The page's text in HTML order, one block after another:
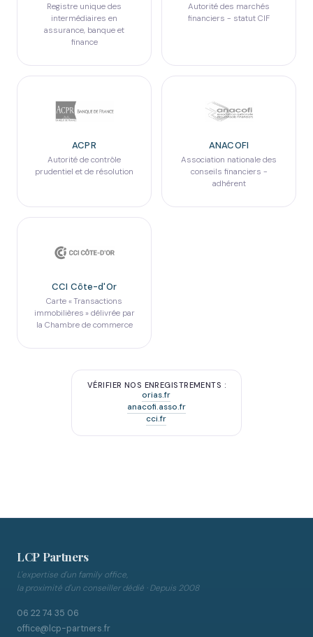
Registre unique des
intermédiaires en
assurance, banque et
finance
Autorité des marchés
financiers - statut CIF
ACPR
Autorité de contrôle
prudentiel et de résolution
ANACOFI
Association nationale des
conseils financiers -
adhérent
CCI Côte-d'Or
Carte « Transactions
immobilières » délivrée par
la Chambre de commerce
VÉRIFIER NOS ENREGISTREMENTS :
orias.fr
anacofi.asso.fr
cci.fr
LCP Partners
L'expertise d'un family office,
la proximité d'un conseiller dédié · Depuis 2008
06 22 74 35 06
office@lcp-partners.fr